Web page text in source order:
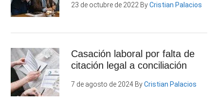
23 de octubre de 2022 ByCristian Palacios
Casación laboral por falta de
citación legal a conciliación
7 de agosto de 2024 ByCristian Palacios